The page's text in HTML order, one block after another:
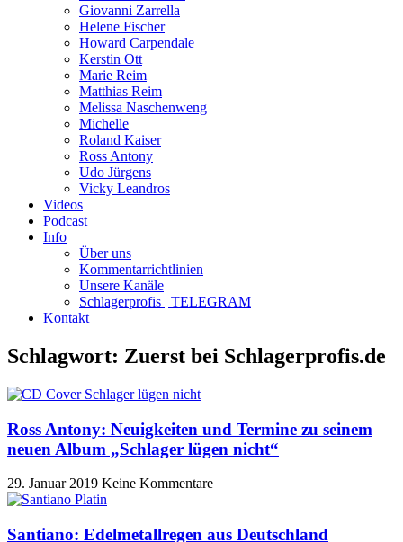
Giovanni Zarrella
Helene Fischer
Howard Carpendale
Kerstin Ott
Marie Reim
Matthias Reim
Melissa Naschenweng
Michelle
Roland Kaiser
Ross Antony
Udo Jürgens
Vicky Leandros
Videos
Podcast
Info
Über uns
Kommentarrichtlinien
Unsere Kanäle
Schlagerprofis | TELEGRAM
Kontakt
Schlagwort: Zuerst bei Schlagerprofis.de
Ross Antony: Neuigkeiten und Termine zu seinem
neuen Album „Schlager lügen nicht“
29. Januar 2019 Keine Kommentare
Santiano: Edelmetallregen aus Deutschland